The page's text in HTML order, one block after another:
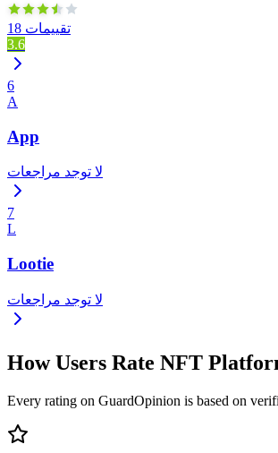
18 تقييمات
3.6
6
A
App
لا توجد مراجعات
7
L
Lootie
لا توجد مراجعات
How Users Rate NFT
Every rating on GuardOpinion is based on